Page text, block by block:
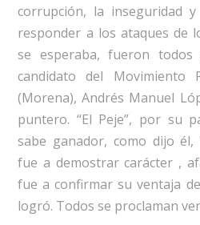
corrupción, la inseguridad
responder a los ataques de
se esperaba, fueron
candidato del Movimiento
(Morena), Andrés Manuel
puntero. “El Peje”, por su
sabe ganador, como dijo él,
fue a demostrar carácter ,
fue a confirmar su ventaja
logró. Todos se proclaman